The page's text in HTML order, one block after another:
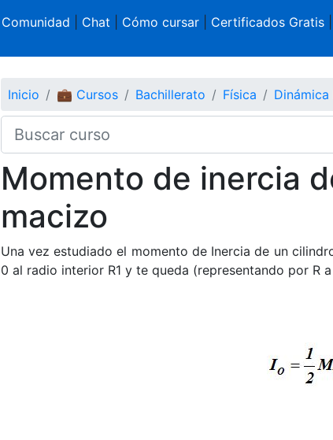
Comunidad Chat Cómo cursar| Certificados Gratis|
Inicio 💼 Cursos Bachillerato Física Dinámica
Momento de inercia
macizo
Una vez estudiado el momento de Inercia de un
0 al radio interior R1 y te queda (representando por R a